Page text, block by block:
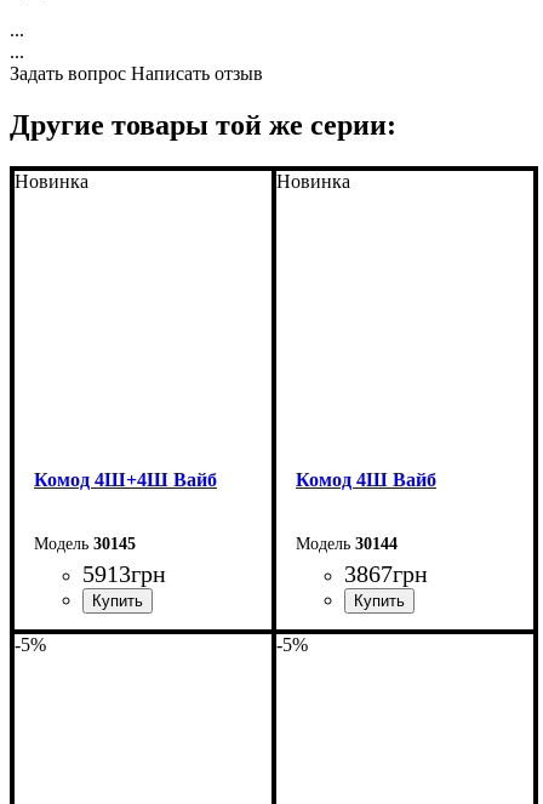
...
...
Задать вопрос Написать отзыв
Другие товары той же серии:
Новинка
Комод 4Ш+4Ш Вайб
30145
5913грн
Новинка
Комод 4Ш Вайб
30144
3867грн
-5% -5%